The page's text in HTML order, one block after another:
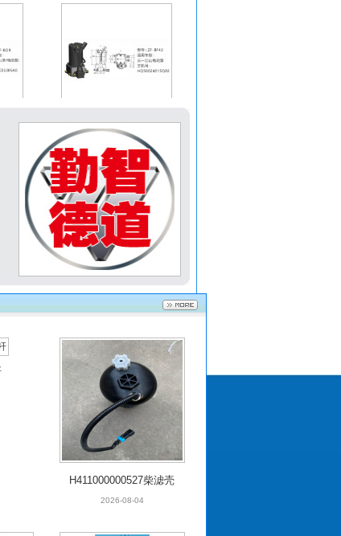
）
三一江山电动泵HQ500
2401SQ02
举
解放JH6（四孔）举升
油泵5002070A1063-C0
三一江山电动泵HQ500
2401SQ02
H411000000527柴滤壳
（含加热器）
2026-08-04